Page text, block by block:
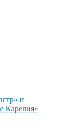
и
Карелия»